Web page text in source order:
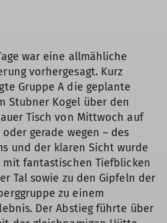
war eine allmähliche
vorhergesagt. Kurz
Gruppe A die geplante
Stubner Kogel über den
Tisch von Mittwoch auf
gerade wegen – des
und der klaren Sicht wurde
mit fantastischen Tiefblicken
Tal sowie zu den Gipfeln der
zu einem
Der Abstieg führte über